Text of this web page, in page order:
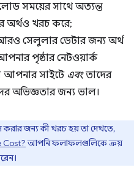
সময়ের সাথে অত্যন্ত
অর্থও খরচ করে;
সেলুলার ডেটার জন্য অর্থ
পৃষ্ঠার নেটওয়ার্ক
আপনার সাইটে এবংতাদের
অভিজ্ঞতার জন্য ভাল।
করার জন্য কী খরচ হয় তা দেখতে,
Cost?আপনি ফলাফলগুলিকে ক্রয়